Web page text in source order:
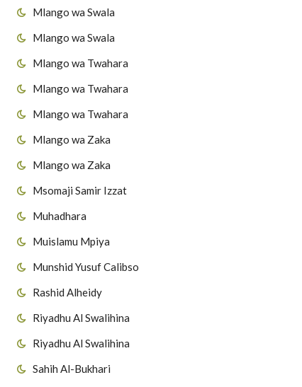
Mlango wa Swala
Mlango wa Swala
Mlango wa Twahara
Mlango wa Twahara
Mlango wa Twahara
Mlango wa Zaka
Mlango wa Zaka
Msomaji Samir Izzat
Muhadhara
Muislamu Mpiya
Munshid Yusuf Calibso
Rashid Alheidy
Riyadhu Al Swalihina
Riyadhu Al Swalihina
Sahih Al-Bukhari